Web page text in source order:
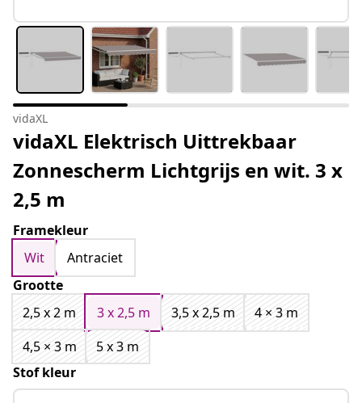
vidaXL
vidaXL Elektrisch Uittrekbaar
Zonnescherm Lichtgrijs en wit. 3 x
2,5 m
Framekleur
Wit
Antraciet
Grootte
2,5 x 2 m
3 x 2,5 m 3,5 x 2,5 m
4 × 3 m
4,5 × 3 m
5 x 3 m
Stof kleur